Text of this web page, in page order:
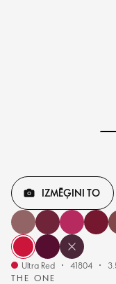
THE ONE
IZMĒĢINI TO
Ultra Red 41804